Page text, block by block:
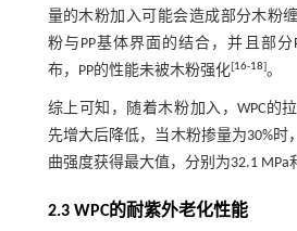
量的木粉加入可能会造成部分木粉
粉与PP基体界面的结合，并且部
布，PP的性能未被木粉强化[16-18]。
综上可知，随着木粉加入，WPC的
先增大后降低，当木粉掺量为30%时
曲强度获得最大值，分别为32.1 MPa
2.3 WPC的耐紫外老化性能